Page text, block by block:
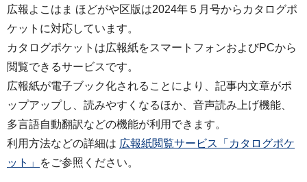
広報よこはま ほどがや区版は2024年５月号からカタログポ
ケットに対応しています。
カタログポケットは広報紙をスマートフォンおよびPCから
閲覧できるサービスです。
広報紙が電子ブック化されることにより、記事内文章がポ
ップアップし、読みやすくなるほか、音声読み上げ機能、
多言語自動翻訳などの機能が利用できます。
利用方法などの詳細は 広報紙閲覧サービス「カタログポケ
ット」
をご参照ください。